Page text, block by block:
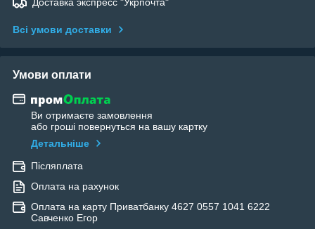
Всі умови доставки
Умови оплати
Ви отримаєте замовлення
або гроші повернуться на вашу картку
Детальніше
Післяплата
Оплата на рахунок
Оплата на карту Приватбанку 4627 0557 1041 6222
Савченко Егор